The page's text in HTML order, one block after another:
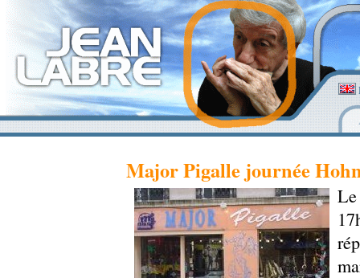
Major Pigalle journée